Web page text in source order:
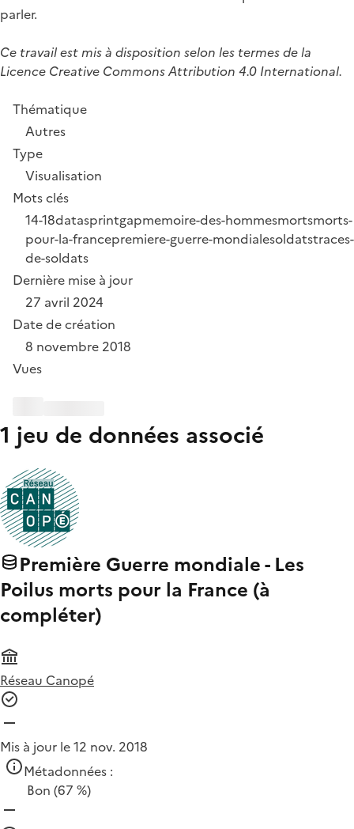
parler.
Ce travail est mis à disposition selon les termes de la
Licence Creative Commons Attribution 4.0 International.
Thématique
Autres
Type
Visualisation
Mots clés
14-18datasprintgapmemoire-des-hommesmortsmorts-
pour-la-francepremiere-guerre-mondialesoldatstraces-
de-soldats
Dernière mise à jour
27 avril 2024
Date de création
8 novembre 2018
Vues
1 jeu de données associé
Première Guerre mondiale - Les
Poilus morts pour la France (à
compléter)
Réseau Canopé
Mis à jour le 12 nov. 2018
Métadonnées :
Bon (67 %)